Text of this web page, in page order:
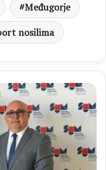
Međugorje
nosilima